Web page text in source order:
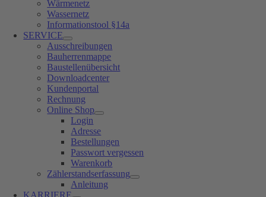
Wärmenetz
Wassernetz
Informationstool §14a
SERVICE
Ausschreibungen
Bauherrenmappe
Baustellenübersicht
Downloadcenter
Kundenportal
Rechnung
Online Shop
Login
Adresse
Bestellungen
Passwort vergessen
Warenkorb
Zählerstandserfassung
Anleitung
KARRIERE